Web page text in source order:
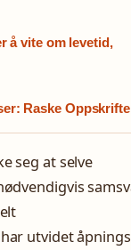
å vite om levetid,
Raske
seg at selve
utvidet